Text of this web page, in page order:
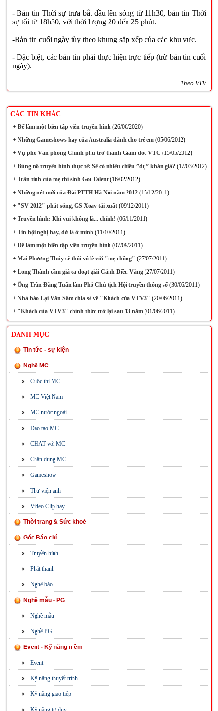
- Bản tin Thời sự trưa bắt đầu lên sóng từ 11h30, bản tin Thời
sự tối từ 18h30, với thời lượng 20 đến 25 phút.
-Bản tin cuối ngày tùy theo khung sắp xếp của các khu vực.
- Đặc biệt, các bản tin phải thực hiện trực tiếp (trừ bản tin cuối
ngày).
Theo VTV
CÁC TIN KHÁC
+Để làm một biên tập viên truyền hình(26/06/2020)
+Những Gameshows hay của Australia dành cho trẻ em(05/06/2012)
+Vụ phó Văn phòng Chính phủ trở thành Giám đốc VTC (15/05/2012)
+Bùng nổ truyền hình thực tế: Sẽ có nhiều chiêu ”dụ” khán giả?(17/03/2012)
+Trần tình của mẹ thí sinh Got Talent(16/02/2012)
+Những nét mới của Đài PTTH Hà Nội năm 2012(15/12/2011)
+"SV 2012" phát sóng, GS Xoay tái xuất(09/12/2011)
+Truyền hình: Khi vui không là... chính! (06/11/2011)
+Tin hội nghị hay, dở là ở mình(11/10/2011)
+Để làm một biên tập viên truyền hình(07/09/2011)
+Mai Phương Thúy sẽ thôi vô lễ với "mẹ chồng" (27/07/2011)
+Long Thành cầm giả ca đoạt giải Cánh Diều Vàng(27/07/2011)
+Ông Trần Đăng Tuấn làm Phó Chủ tịch Hội truyền thông số(30/06/2011)
+Nhà báo Lại Văn Sâm chia sẻ về "Khách của VTV3" (20/06/2011)
+"Khách của VTV3" chính thức trở lại sau 13 năm(01/06/2011)
DANH MỤC
Tin tức - sự kiện
Nghề MC
Cuộc thi MC
MC Việt Nam
MC nước ngoài
Đào tạo MC
CHAT với MC
Chân dung MC
Gameshow
Thư viện ảnh
Video Clip hay
Thời trang & Sức khoẻ
Góc Báo chí
Truyền hình
Phát thanh
Nghề báo
Nghề mẫu - PG
Nghề mẫu
Nghề PG
Event - Kỹ năng mềm
Event
Kỹ năng thuyết trình
Kỹ năng giao tiếp
Kỹ năng tư duy